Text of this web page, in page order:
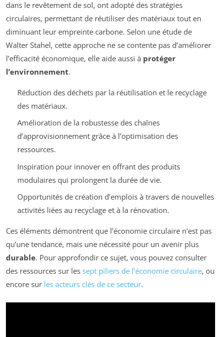
dans le revêtement de sol, ont adopté des stratégies
circulaires, permettant de réutiliser des matériaux tout en
diminuant leur empreinte carbone. Selon une étude de
Walter Stahel, cette approche ne se contente pas d’améliorer
l’efficacité économique, elle aide aussi à protéger
l’environnement.
Réduction des déchets par la réutilisation et le recyclage
des matériaux.
Amélioration de la robustesse des chaînes
d’approvisionnement grâce à l’optimisation des
ressources.
Inspiration pour innover en offrant des produits
modulaires qui prolongent la durée de vie.
Opportunités de création d’emplois à travers de nouvelles
activités liées au recyclage et à la rénovation.
Ces éléments démontrent que l’économie circulaire n’est pas
qu’une tendance, mais une nécessité pour un avenir plus
durable. Pour approfondir ce sujet, vous pouvez consulter
des ressources sur les sept piliers de l’économie circulaire, ou
encore sur les acteurs clés de ce secteur.